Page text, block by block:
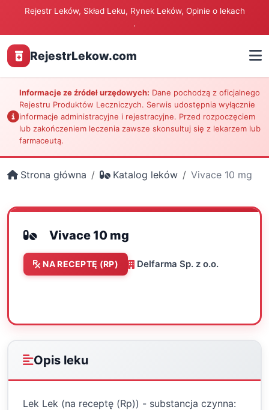
Rejestr Leków, Skład Leku, Rynek Leków, Opinie o lekach
.
RejestrLekow.com
Informacje ze źródeł urzędowych: Dane pochodzą z oficjalnego
Rejestru Produktów Leczniczych. Serwis udostępnia wyłącznie
informacje administracyjne i rejestracyjne. Przed rozpoczęciem
lub zakończeniem leczenia zawsze skonsultuj się z lekarzem lub
farmaceutą.
Strona główna Katalog leków Vivace 10 mg
Vivace 10 mg
NA RECEPTĘ (RP) Delfarma Sp. z o.o.
Opis leku
Lek Lek (na receptę (Rp)) - substancja czynna: